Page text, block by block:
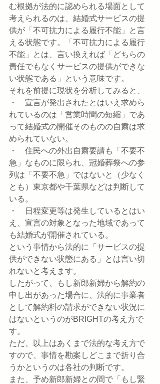
む根拠が法的に認められる場面として
考えられるのは、結婚式サービスの提
供が「不可抗力による履行不能」と言
える状態です。「不可抗力による履行
不能」とは、言い換えれば「どちらの
責任でもなくサービスの提供ができな
い状態である」という意味です。
それを前提に現状を分析してみると、
・　宣言が発出されたとはいえ求めら
れているのは「営業時間の短縮」であ
って結婚式の開催そのものの自粛は求
められていない。
・　住民への外出自粛要請も「不要不
急」なものに限られ、冠婚葬祭への参
列は「不要不急」ではないと（少なく
とも）東京都や千葉県などは判断して
いる。
・　日程変更等は発生しているとはい
え、宣言の対象となった地域であって
も結婚式が開催されている。
という事情から法的に「サービスの提
供ができない状態にある」とは言い切
れないと考えます。
したがって、もし新郎新婦から解約の
申し出があった場合に、法的に事業者
として解約料の請求ができない状況に
はないというのがBRIGHTの考え方で
す。
ただ、以上はあくまで法的な考え方で
すので、事情を勘案しどこまで折り合
うかというのは各社の判断です。
また、予め新郎新婦との間で「もし緊